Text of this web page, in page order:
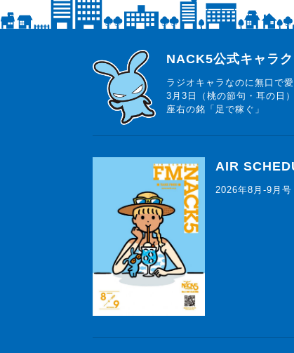
らじっと君
NACK5公式キャラク
ラジオキャラなのに無口で
3月3日（桃の節句・耳の日
座右の銘「足で稼ぐ」
AIR
2026年8月-9月号